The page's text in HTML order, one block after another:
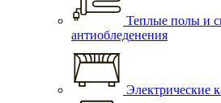
Теплые полы и
антиобледенения
Электрические